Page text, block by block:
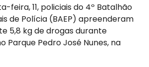
feira, 11, policiais do 4º Batalhão
de Polícia (BAEP) apreenderam
5,8 kg de drogas durante
Parque Pedro José Nunes, na